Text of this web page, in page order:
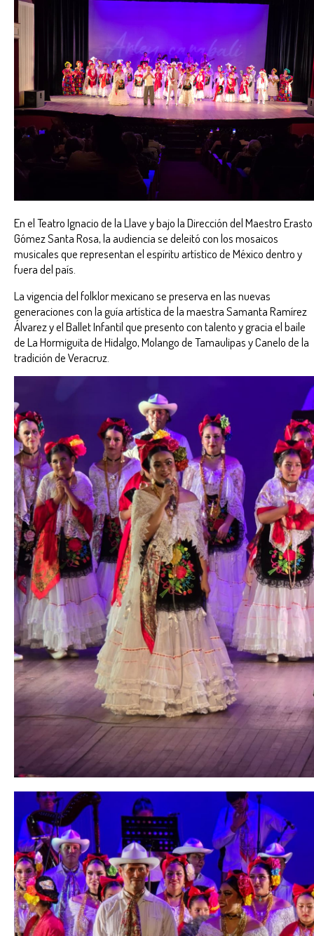
En el Teatro Ignacio de la Llave y bajo la Dirección del Maestro Erasto
Gómez Santa Rosa, la audiencia se deleitó con los mosaicos
musicales que representan el espíritu artístico de México dentro y
fuera del país.
La vigencia del folklor mexicano se preserva en las nuevas
generaciones con la guía artística de la maestra Samanta Ramírez
Álvarez y el Ballet Infantil que presento con talento y gracia el baile
de La Hormiguita de Hidalgo, Molango de Tamaulipas y Canelo de la
tradición de Veracruz.